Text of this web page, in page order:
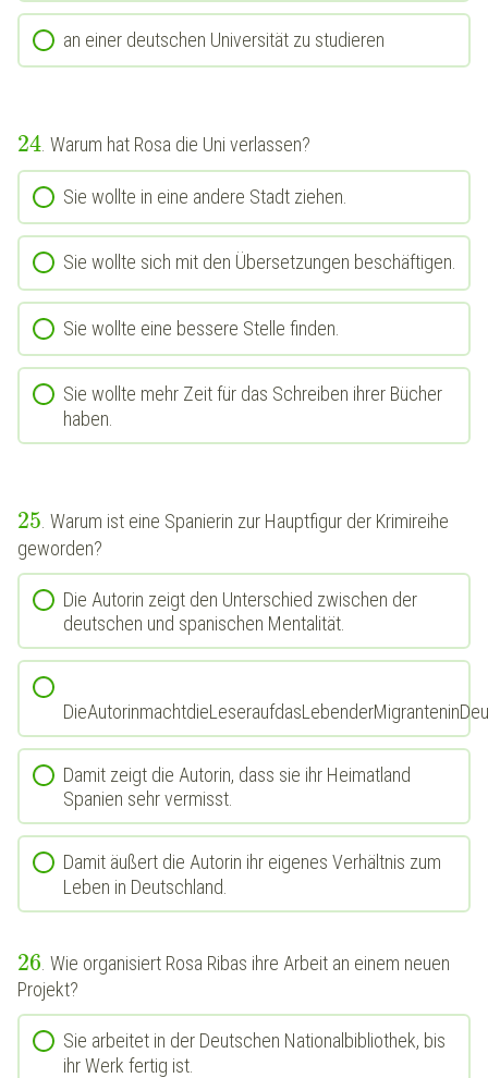
an einer deutschen Universität zu studieren
24. Warum hat Rosa die Uni verlassen?
Sie wollte in eine andere Stadt ziehen.
Sie wollte sich mit den Übersetzungen beschäftigen.
Sie wollte eine bessere Stelle finden.
Sie wollte mehr Zeit für das Schreiben ihrer Bücher
haben.
25. Warum ist eine Spanierin zur Hauptfigur der Krimireihe
geworden?
Die Autorin zeigt den Unterschied zwischen der
deutschen und spanischen Mentalität.
Damit zeigt die Autorin, dass sie ihr Heimatland
Spanien sehr vermisst.
Damit äußert die Autorin ihr eigenes Verhältnis zum
Leben in Deutschland.
26 . Wie organisiert Rosa Ribas ihre Arbeit an einem neuen
Projekt?
Sie arbeitet in der Deutschen Nationalbibliothek, bis
ihr Werk fertig ist.